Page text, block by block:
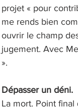
projet « pour
me rends bien
ouvrir le champ
jugement. Avec
».
Dépasser un déni.
La mort. Point